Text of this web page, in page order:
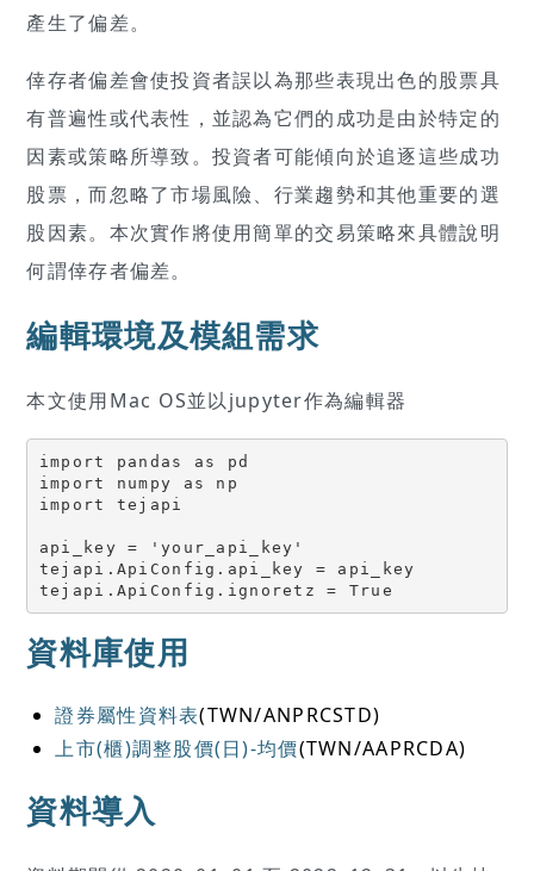
產生了偏差。
倖存者偏差會使投資者誤以為那些表現出色的股票具
有普遍性或代表性，並認為它們的成功是由於特定的
因素或策略所導致。投資者可能傾向於追逐這些成功
股票，而忽略了市場風險、行業趨勢和其他重要的選
股因素。本次實作將使用簡單的交易策略來具體說明
何謂倖存者偏差。
編輯環境及模組需求
本文使用Mac OS並以jupyter作為編輯器
import pandas as pd
import numpy as np
import tejapi
api_key = 'your_api_key'
tejapi.ApiConfig.api_key = api_key
tejapi.ApiConfig.ignoretz = True
資料庫使用
證券屬性資料表(TWN/ANPRCSTD)
上市(櫃)調整股價(日)-均價(TWN/AAPRCDA)
資料導入